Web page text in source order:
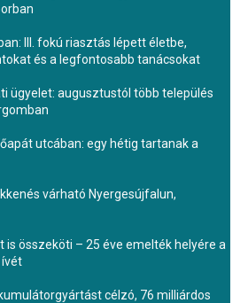
III. fokú riasztás lépett életbe,
és a legfontosabb tanácsokat
ügyelet: augusztustól több település
utcában: egy hétig tartanak a
várható Nyergesújfalun,
is összeköti – 25 éve emelték helyére a
ívét
célzó, 76 milliárdos